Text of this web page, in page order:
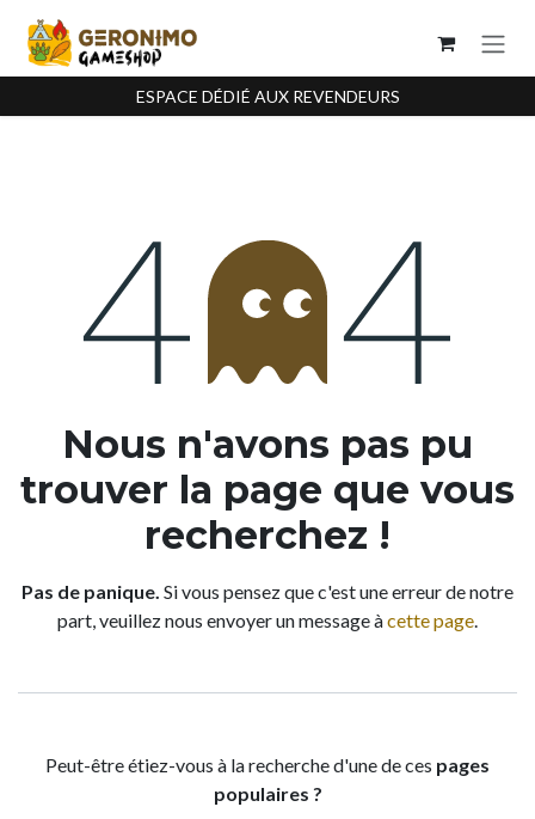
ESPACE DÉDIÉ AUX REVENDEURS
Erreur 404
Nous n'avons pas pu
trouver la page que vous
recherchez !
Pas de panique. Si vous pensez que c'est une erreur de notre
part, veuillez nous envoyer un message àcette page.
Peut-être étiez-vous à la recherche d'une de ces pages
populaires ?